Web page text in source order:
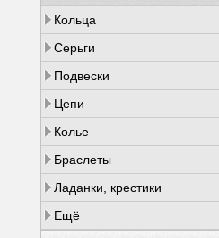
Кольца
Серьги
Подвески
Цепи
Колье
Браслеты
Ладанки, крестики
Ещё